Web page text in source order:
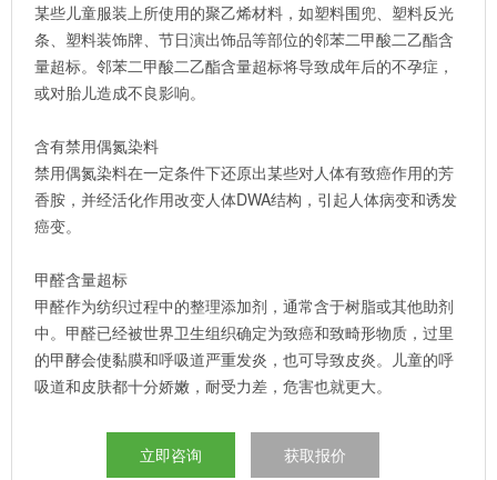
某些儿童服装上所使用的聚乙烯材料，如塑料围兜、塑料反光
条、塑料装饰牌、节日演出饰品等部位的邻苯二甲酸二乙酯含
量超标。邻苯二甲酸二乙酯含量超标将导致成年后的不孕症，
或对胎儿造成不良影响。
含有禁用偶氮染料
禁用偶氮染料在一定条件下还原出某些对人体有致癌作用的芳
香胺，并经活化作用改变人体DWA结构，引起人体病变和诱发
癌变。
甲醛含量超标
甲醛作为纺织过程中的整理添加剂，通常含于树脂或其他助剂
中。甲醛已经被世界卫生组织确定为致癌和致畸形物质，过里
的甲酵会使黏膜和呼吸道严重发炎，也可导致皮炎。儿童的呼
吸道和皮肤都十分娇嫩，耐受力差，危害也就更大。
立即咨询 获取报价